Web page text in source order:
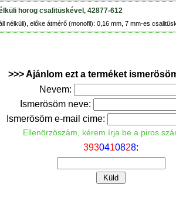
horog csalitüskével, 42877-612
nélküli), előke átmérő (monofil): 0,16 mm, 7 mm-es
>>> Ajánlom ezt a terméket
Nevem:
Ismerösöm neve:
Ismerösöm e-mail cime:
Ellenörzöszám, kérem írja be a piros
3930410828: